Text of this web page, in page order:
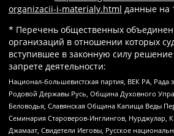
organizacii-i-materialy.html данные на
* Перечень общественных
организаций в отношении которых
вступившее в законную силу
запрете деятельности:
Национал-большевистская партия, ВЕК РА, Рада
Родовой Державы Русь, Община Духовного
Беловодья, Славянская Община Капища Веды
Семинария Староверов-Инглингов, Нурджулар,
Джамаат, Свидетели Иеговы, Русское